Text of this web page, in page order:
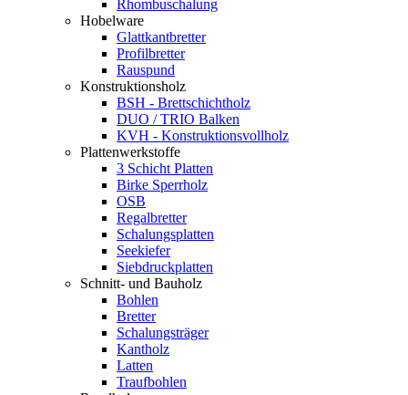
Rhombuschalung
Hobelware
Glattkantbretter
Profilbretter
Rauspund
Konstruktionsholz
BSH - Brettschichtholz
DUO / TRIO Balken
KVH - Konstruktionsvollholz
Plattenwerkstoffe
3 Schicht Platten
Birke Sperrholz
OSB
Regalbretter
Schalungsplatten
Seekiefer
Siebdruckplatten
Schnitt- und Bauholz
Bohlen
Bretter
Schalungsträger
Kantholz
Latten
Traufbohlen